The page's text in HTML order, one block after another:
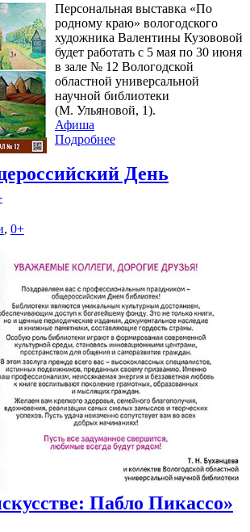
Персональная выставка «По
родному краю» вологодского
художника Валентины Кузововой
будет работать с 5 мая по 30 июня
в зале № 12 Вологодской
областной универсальной
научной библиотеки
(М. Ульяновой, 1).
Афиша
Подробнее
День
, 0+
Пабло Пикассо»